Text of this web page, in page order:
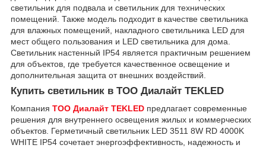
светильник для подвала и светильник для технических
помещений. Также модель подходит в качестве светильника
для влажных помещений, накладного светильника LED для
мест общего пользования и LED светильника для дома.
Светильник настенный IP54 является практичным решением
для объектов, где требуется качественное освещение и
дополнительная защита от внешних воздействий.
Купить светильник в ТОО Диалайт TEKLED
Компания ТОО Диалайт TEKLED предлагает современные
решения для внутреннего освещения жилых и коммерческих
объектов. Герметичный светильник LED 3511 8W RD 4000K
WHITE IP54 сочетает энергоэффективность, надежность и